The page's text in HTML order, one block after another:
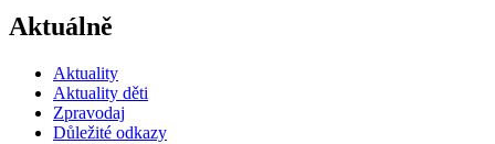
Aktuálně
Aktuality
Aktuality děti
Zpravodaj
Důležité odkazy